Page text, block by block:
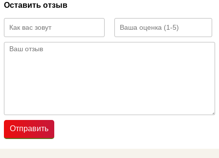
Оставить отзыв
Отправить